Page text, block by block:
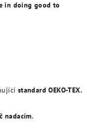
in doing good to
standard OEKO-TEX.
nadacím.